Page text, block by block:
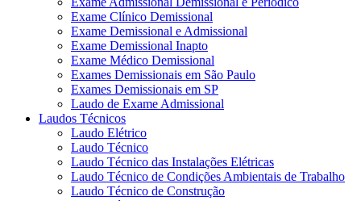
Exame Clínico Demissional
Exame Demissional e Admissional
Exame Demissional Inapto
Exame Médico Demissional
Exames Demissionais em São Paulo
Exames Demissionais em SP
Laudo de Exame Admissional
Laudos Técnicos
Laudo Elétrico
Laudo Técnico
Laudo Técnico das Instalações Elétricas
Laudo Técnico de Condições Ambientais de Trabalho
Laudo Técnico de Construção